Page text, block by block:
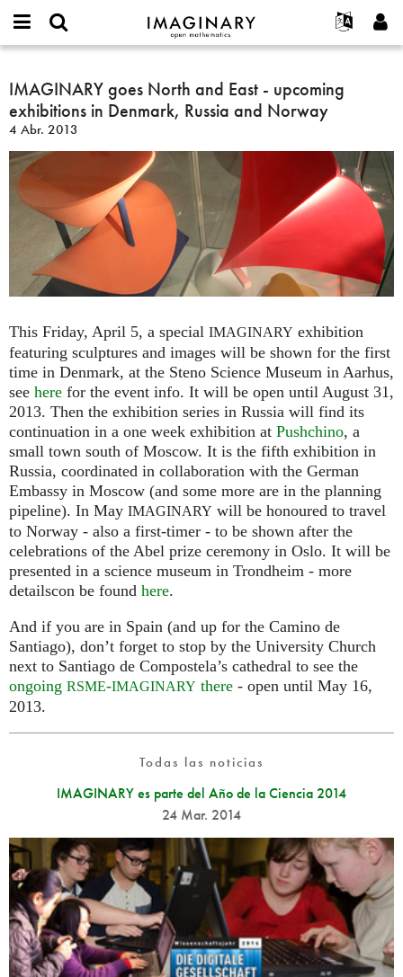
IMAGINARY
open
Français
Deutsch
Español
Türkçe
Programas
Galerías
Películas
Textos
Exposiciones
Más...
Proyectos
Participar
or
username
*
Contraseña
*
Crear nueva cuenta
Solicitar una nueva contraseña
Buscar
IMAGINARY
goes
North
and
East
-
upcoming
exhibitions
Denmark,
Russia
and
IMAGINARY goes North and East - upcoming
exhibitions in Denmark, Russia and Norway
4 Abr. 2013
This Friday, April 5, a special IMAGINARY exhibition
featuring sculptures and images will be shown for the first
time in Denmark, at the Steno Science Museum in Aarhus,
see here for the event info. It will be open until August 31,
2013. Then the exhibition series in Russia will find its
continuation in a one week exhibition at Pushchino, a
small town south of Moscow. It is the fifth exhibition in
Russia, coordinated in collaboration with the German
Embassy in Moscow (and some more are in the planning
pipeline). In May IMAGINARY will be honoured to travel
to Norway - also a first-timer - to be shown after the
celebrations of the Abel prize ceremony in Oslo. It will be
presented in a science museum in Trondheim - more
detailscon be found here.
And if you are in Spain (and up for the Camino de
Santiago), don’t forget to stop by the University Church
next to Santiago de Compostela’s cathedral to see the
ongoing RSME-IMAGINARY there - open until May 16,
2013.
Todas las noticias
IMAGINARY es parte del Año de la Ciencia 2014
24 Mar. 2014